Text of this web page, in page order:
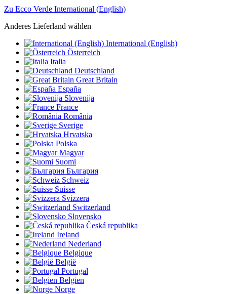
Zu Ecco Verde International (English)
Anderes Lieferland wählen
International (English)
Österreich
Italia
Deutschland
Great Britain
España
Slovenija
France
România
Sverige
Hrvatska
Polska
Magyar
Suomi
България
Schweiz
Suisse
Svizzera
Switzerland
Slovensko
Česká republika
Ireland
Nederland
Belgique
België
Portugal
Belgien
Norge